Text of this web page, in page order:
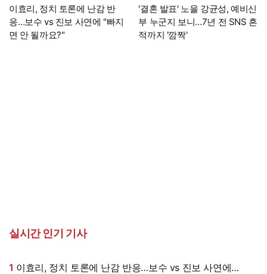
이효리, 정치 토론에 난감 반
응…보수 vs 진보 사연에 "빠지
면 안 될까요?"
'결혼 발표' 노을 강균성, 예비신
부 누군지 보니…7년 전 SNS 흔
적까지 '깜짝'
실시간 인기 기사
1